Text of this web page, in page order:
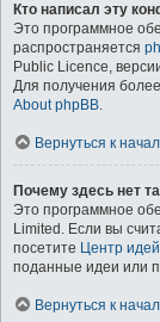
Кто написал эту
Это программное
распространяется
Public Licence,
Для получения
About phpBB.
Вернуться к
Почему здесь нет
Это программное
Limited. Если вы
посетите Центр
поданные идеи или
Вернуться к